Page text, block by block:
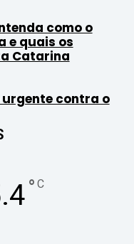
como o
e quais os
Catarina
contra o
° C